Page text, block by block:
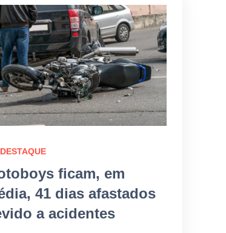
ficam, em
41 dias afastados
a acidentes